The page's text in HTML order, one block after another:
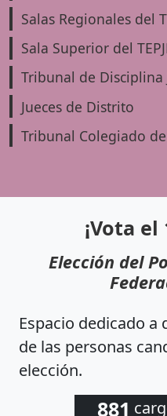
Salas Regionales del
Sala Superior del
Tribunal de Disciplina
Jueces de Distrito
Tribunal Colegiado
¡Vota
Elección del
Espacio dedicado
de las personas
elección.
881